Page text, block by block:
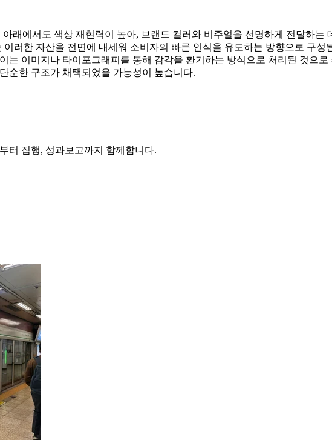
래에서도 색상 재현력이 높아, 브랜드 컬러와 비주얼을 선명하게 전달하는
러한 자산을 전면에 내세워 소비자의 빠른 인식을 유도하는 방향으로 구
는 이미지나 타이포그래피를 통해 감각을 환기하는 방식으로 처리된 것으
순한 구조가 채택되었을 가능성이 높습니다.
터 집행, 성과보고까지 함께합니다.